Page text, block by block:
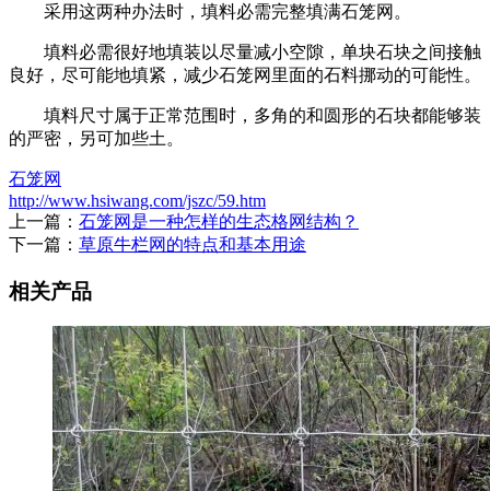
采用这两种办法时，填料必需完整填满石笼网。
填料必需很好地填装以尽量减小空隙，单块石块之间接触
良好，尽可能地填紧，减少石笼网里面的石料挪动的可能性。
填料尺寸属于正常范围时，多角的和圆形的石块都能够装
的严密，另可加些土。
石笼网
http://www.hsiwang.com/jszc/59.htm
上一篇： 石笼网是一种怎样的生态格网结构？
下一篇： 草原牛栏网的特点和基本用途
相关产品